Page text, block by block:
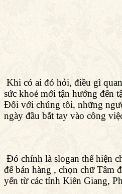
Khi có ai đó hỏi, điều gì
sức khoẻ mới tận hưởng đến
Đối với chúng tôi, những
ngày đầu bắt tay vào công
Đó chính là slogan thể hiện
để bán hàng , chọn chữ Tâm
yến từ các tỉnh Kiên Giang,